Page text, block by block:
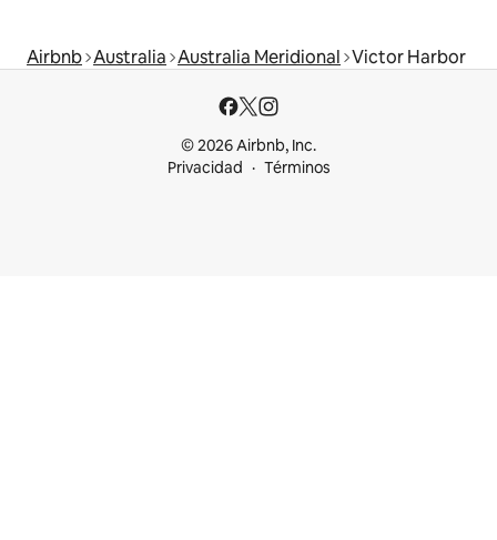
Airbnb Australia Australia Meridional Victor Harbor
© 2026 Airbnb, Inc.
Privacidad
Términos